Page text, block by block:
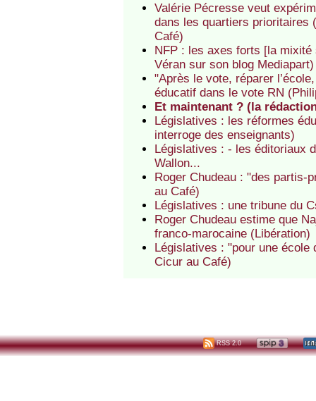
Valérie Pécresse veut
dans les quartiers prioritaires
Café)
NFP : les axes forts [la
Véran sur son blog Mediapart)
"Après le vote, réparer
éducatif dans le vote RN
Et maintenant ? (la
Législatives : les réformes
interroge des enseignants)
Législatives : - les éditoriaux
Wallon...
Roger Chudeau : "des partis-
au Café)
Législatives : une tribune du
Roger Chudeau estime que
franco-marocaine (Libération)
Législatives : "pour une école
Cicur au Café)
RSS 2.0